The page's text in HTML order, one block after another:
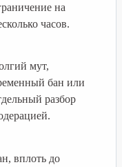
на
часов.
мут,
бан или
разбор
вплоть до